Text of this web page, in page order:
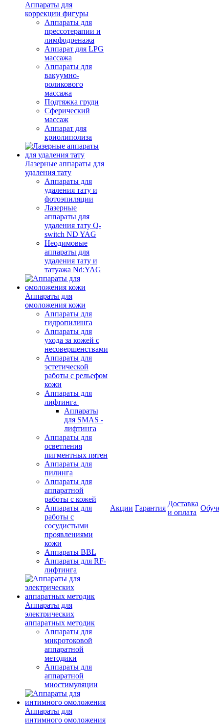
Аппараты для
коррекции фигуры
Аппараты для
прессотерапии и
лимфодренажа
Аппарат для LPG
массажа
Аппараты для
вакуумно-
роликового
массажа
Подтяжка груди
Сферический
массаж
Аппарат для
криолиполиза
Лазерные аппараты для
удаления тату
Аппараты для
удаления тату и
фотоэпиляции
Лазерные
аппараты для
удаления тату Q-
switch ND YAG
Неодимовые
аппараты для
удаления тату и
татуажа Nd:YAG
Аппараты для
омоложения кожи
Аппараты для
гидропилинга
Аппараты для
ухода за кожей с
несовершенствами
Аппараты для
эстетической
работы с рельефом
кожи
Аппараты для
лифтинга
Аппараты
для SMAS -
лифтинга
Аппараты для
осветления
пигментных пятен
Аппараты для
пилинга
Аппараты для
аппаратной
работы с кожей
Аппараты для
работы с
сосудистыми
проявлениями
кожи
Аппараты BBL
Аппараты для RF-
лифтинга
Аппараты для
электрических
аппаратных методик
Аппараты для
микротоковой
аппаратной
методики
Аппараты для
аппаратной
миостимуляции
Аппараты для
интимного омоложения
Акции Гарантия
Доставка
и оплата